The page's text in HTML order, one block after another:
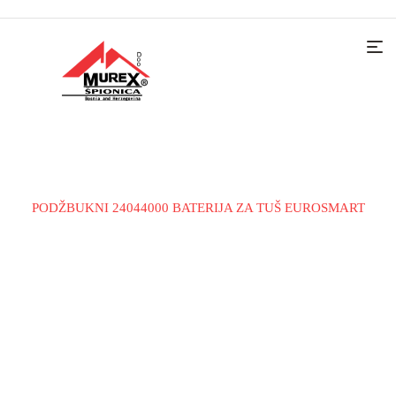
PODŽBUKNI 24044000 BATERIJA ZA TUŠ EUROSMART